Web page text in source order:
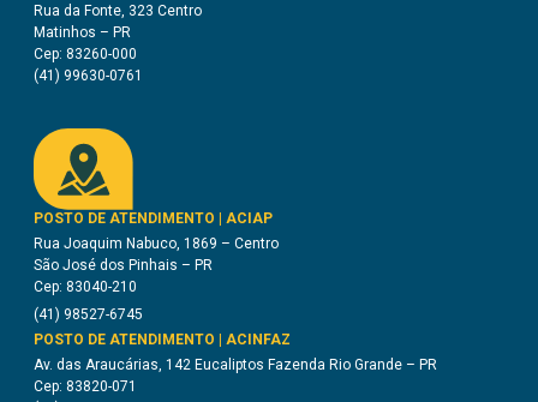
Rua da Fonte, 323 Centro
Matinhos – PR
Cep: 83260-000
(41) 99630-0761
POSTO DE ATENDIMENTO | ACIAP
Rua Joaquim Nabuco, 1869 – Centro
São José dos Pinhais – PR
Cep: 83040-210
(41) 98527-6745
POSTO DE ATENDIMENTO | ACINFAZ
Av. das Araucárias, 142 Eucaliptos Fazenda Rio Grande – PR
Cep: 83820-071